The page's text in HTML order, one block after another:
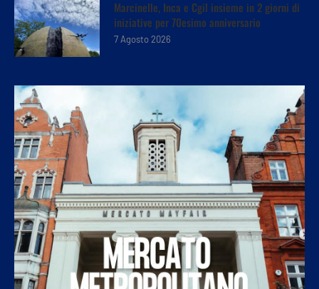
Marcinelle, Inca e Cgil insieme in 2 giorni di
iniziative per 70esimo anniversario
7 Agosto 2026